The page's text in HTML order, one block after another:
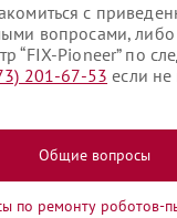
с
вопросами, либо
“FIX-Pioneer” по
201-67-53 если не
Общие вопросы
по ремонту роботов-